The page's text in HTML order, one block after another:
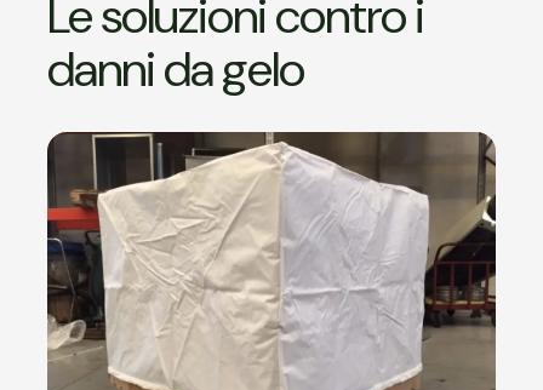
Le soluzioni contro i
danni da gelo